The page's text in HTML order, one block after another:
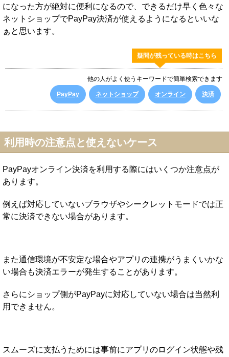
になった方が絶対に便利になるので、できるだけ早く色々な
ネットショップでPayPay決済が使えるようになるといいな
ぁと思います。
疑問が残っている時はこちら
他の人がよく使うキーワードで簡単検索できます
PayPay ネットショップ オンライン 決済
利用時の注意点と使えないケース
PayPayオンライン決済を利用する際にはいくつか注意点が
あります。
例えば対応していないブラウザやシークレットモードでは正
常に決済できない場合があります。
また通信環境が不安定な場合やアプリの連携がうまくいかな
い場合も決済エラーが発生することがあります。
さらにショップ側がPayPayに対応していない場合は当然利
用できません。
スムーズに支払うためには事前にアプリのログイン状態や残